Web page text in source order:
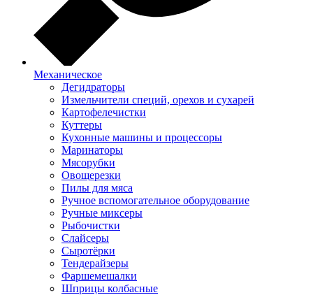
Механическое
Дегидраторы
Измельчители специй, орехов и сухарей
Картофелечистки
Куттеры
Кухонные машины и процессоры
Маринаторы
Мясорубки
Овощерезки
Пилы для мяса
Ручное вспомогательное оборудование
Ручные миксеры
Рыбочистки
Слайсеры
Сыротёрки
Тендерайзеры
Фаршемешалки
Шприцы колбасные